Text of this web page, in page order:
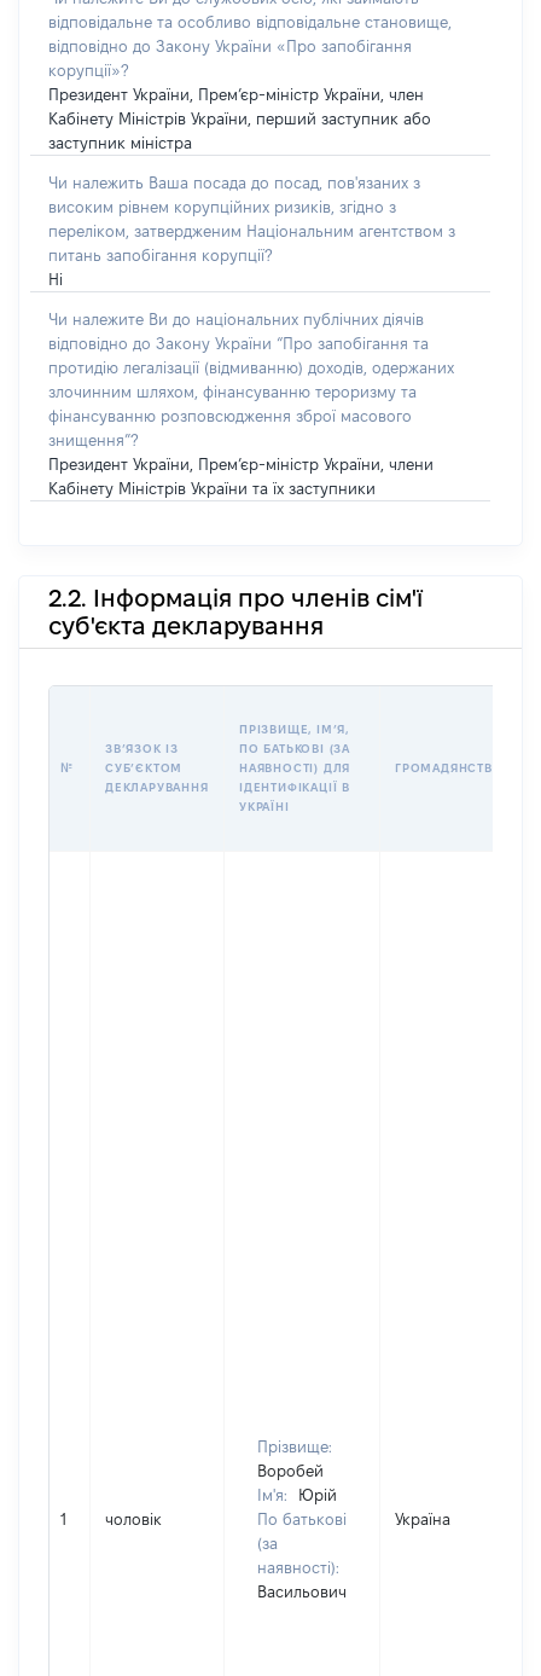
відповідальне та особливо відповідальне становище,
відповідно до Закону України «Про запобігання
корупції»?
Президент України, Прем’єр-міністр України, член
Кабінету Міністрів України, перший заступник або
заступник міністра
Чи належить Ваша посада до посад, пов'язаних з
високим рівнем корупційних ризиків, згідно з
переліком, затвердженим Національним агентством з
питань запобігання корупції?
Ні
Чи належите Ви до національних публічних діячів
відповідно до Закону України “Про запобігання та
протидію легалізації (відмиванню) доходів, одержаних
злочинним шляхом, фінансуванню тероризму та
фінансуванню розповсюдження зброї масового
знищення”?
Президент України, Прем’єр-міністр України, члени
Кабінету Міністрів України та їх заступники
2.2. Інформація про членів сім'ї
суб'єкта декларування
№
ЗВʼЯЗОК ІЗ
СУБʼЄКТОМ
ДЕКЛАРУВАННЯ
ПРІЗВИЩЕ, ІМʼЯ,
ПО БАТЬКОВІ (ЗА
НАЯВНОСТІ) ДЛЯ
ІДЕНТИФІКАЦІЇ В
УКРАЇНІ
ГРОМАДЯНСТВО
1 чоловік
Прізвище:
Воробей
Ім'я:
Юрій
По батькові
(за
наявності):
Васильович
Україна